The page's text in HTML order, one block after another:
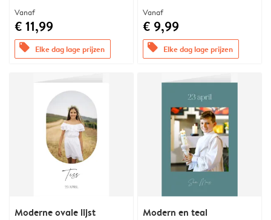
Vanaf
€ 11,99
offers Elke dag lage prijzen
Vanaf
€ 9,99
offers Elke dag lage prijzen
Moderne ovale lijst Modern en teal